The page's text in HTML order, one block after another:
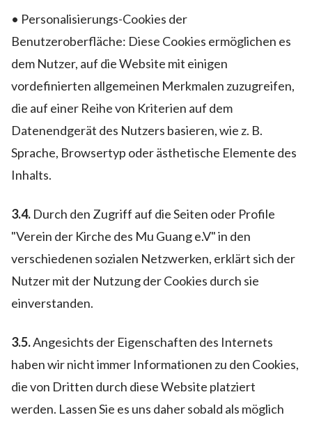
• Personalisierungs-Cookies der
Benutzeroberfläche: Diese Cookies ermöglichen es
dem Nutzer, auf die Website mit einigen
vordefinierten allgemeinen Merkmalen zuzugreifen,
die auf einer Reihe von Kriterien auf dem
Datenendgerät des Nutzers basieren, wie z. B.
Sprache, Browsertyp oder ästhetische Elemente des
Inhalts.
3.4. Durch den Zugriff auf die Seiten oder Profile
"Verein der Kirche des Mu Guang e.V" in den
verschiedenen sozialen Netzwerken, erklärt sich der
Nutzer mit der Nutzung der Cookies durch sie
einverstanden.
3.5.Angesichts der Eigenschaften des Internets
haben wir nicht immer Informationen zu den Cookies,
die von Dritten durch diese Website platziert
werden. Lassen Sie es uns daher sobald als möglich